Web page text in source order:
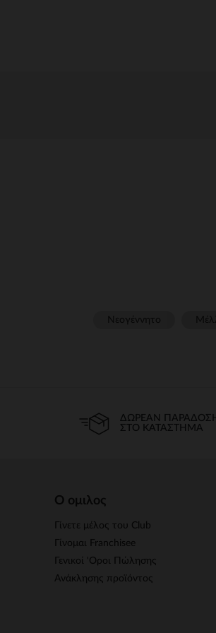
ΔΩΡΕΆΝ ΠΑΡΆΔΟΣΗ
ΣΤΟ ΚΑΤΆΣΤΗΜΑ
Ο ομιλος
Γίνετε μέλος του Club
Γίνομαι Franchisee
Γενικοί 'Οροι Πώλησης
Ανάκλησης προϊόντος